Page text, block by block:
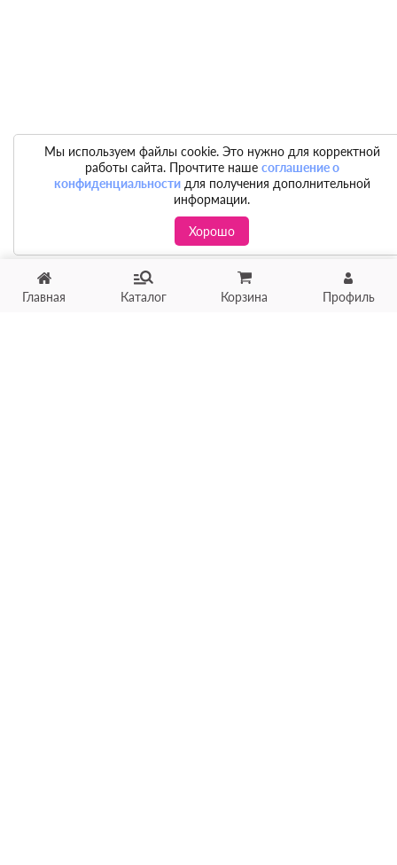
Главная Каталог Корзина Профиль
Мы используем файлы cookie. Это нужно для корректной
работы сайта. Прочтите наше соглашение о
конфиденциальностидля получения дополнительной
информации.
Хорошо